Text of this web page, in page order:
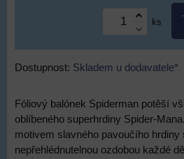
ks
Dostupnost: Skladem u dodavatele*
Fóliový balónek Spiderman potěší
oblíbeného superhrdiny Spider-
motivem slavného pavoučího hrdiny
nepřehlédnutelnou ozdobou každé